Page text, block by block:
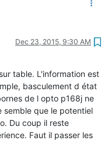
Dec 23, 2015, 9:30 AM
table. L'information est
basculement d état
de l opto p168j ne
semble que le potentiel
Du coup il reste
Faut il passer les